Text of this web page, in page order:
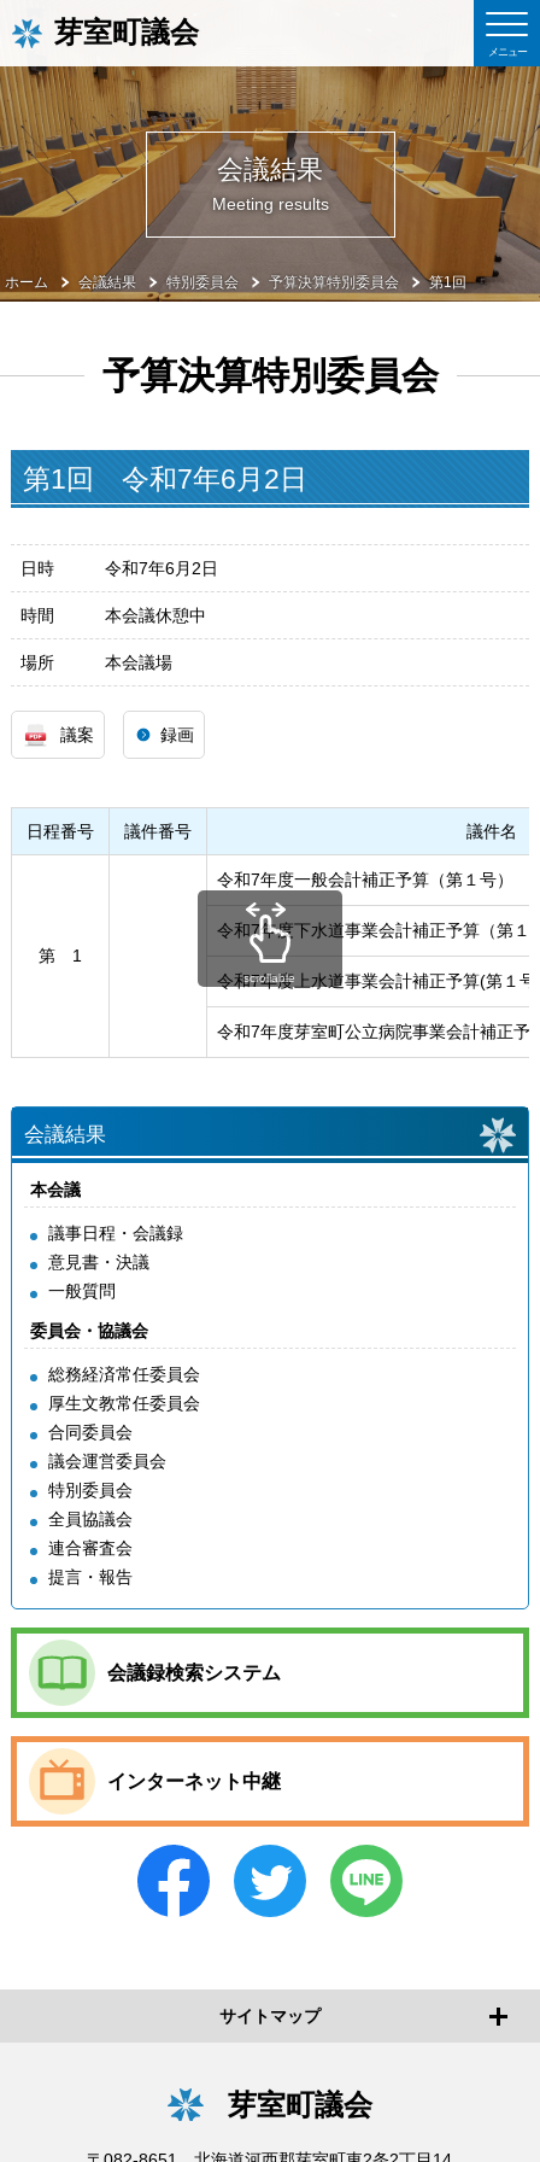
芽室町議会
会議結果
Meeting results
ホーム 会議結果 特別委員会 予算決算特別委員会 第1回
予算決算特別委員会
第1回 令和7年6月2日
日時 令和7年6月2日
時間 本会議休憩中
場所 本会議場
議案 録画
日程番号 議件番号 議件名
第 1
令和7年度一般会計補正予算（第１号）
令和7年度下水道事業会計補正予算（第１
令和7年度上水道事業会計補正予算(第１号
令和7年度芽室町公立病院事業会計補正予
scrollable
会議結果
本会議
議事日程・会議録
意見書・決議
一般質問
委員会・協議会
総務経済常任委員会
厚生文教常任委員会
合同委員会
議会運営委員会
特別委員会
全員協議会
連合審査会
提言・報告
会議録検索システム
インターネット中継
サイトマップ
芽室町議会